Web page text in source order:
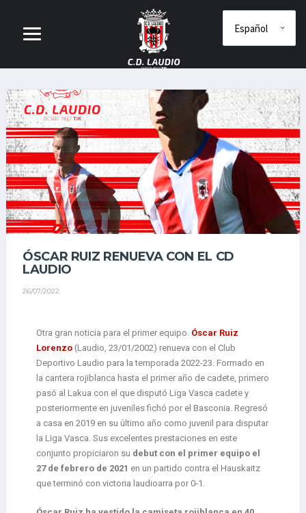
ÓSCAR RUIZ RENUEVA CON EL CD
LAUDIO
26/07/2022
Otra gran noticia para el primer equipo. Óscar Ruiz
Lorenzo (Laudio, 23/01/2002) renueva con el Club
Deportivo Laudio para la temporada 2022-23. Formado en
la cantera rojiblanca hasta el primer año de cadete, primero
pasó al Lakua con el que disputó Liga Vasca cadete y
posteriormente en juveniles fichó por el Basconia. Regresó
a casa en 2019 en su último año como juvenil para disputar
la Liga Vasca. Sus excelentes prestaciones en este
conjunto propiciaron su debut con el primer equipo el
27 de febrero de 2021 en un partido contra el Hauskaitz
que terminó con victoria laudioarra por 0-1.